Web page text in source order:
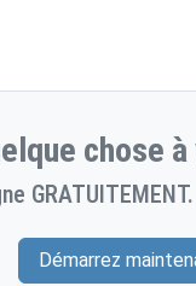
chose
Démarrez